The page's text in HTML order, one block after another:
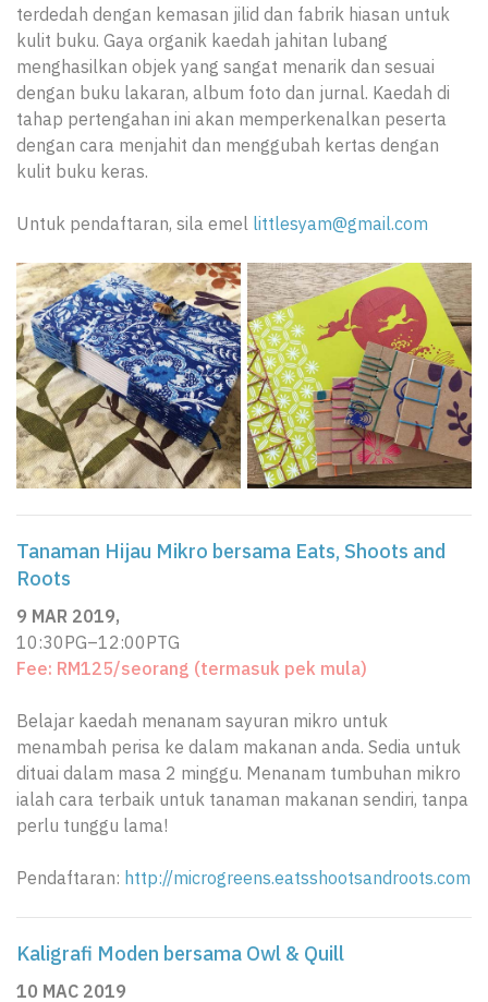
terdedah dengan kemasan jilid dan fabrik hiasan untuk
kulit buku. Gaya organik kaedah jahitan lubang
menghasilkan objek yang sangat menarik dan sesuai
dengan buku lakaran, album foto dan jurnal. Kaedah di
tahap pertengahan ini akan memperkenalkan peserta
dengan cara menjahit dan menggubah kertas dengan
kulit buku keras.
Untuk pendaftaran, sila emel littlesyam@gmail.com
Tanaman Hijau Mikro bersama Eats, Shoots and
Roots
9 MAR 2019,
10:30PG–12:00PTG
Fee: RM125/seorang (termasuk pek mula)
Belajar kaedah menanam sayuran mikro untuk
menambah perisa ke dalam makanan anda. Sedia untuk
dituai dalam masa 2 minggu. Menanam tumbuhan mikro
ialah cara terbaik untuk tanaman makanan sendiri, tanpa
perlu tunggu lama!
Pendaftaran: http://microgreens.eatsshootsandroots.com
Kaligrafi Moden bersama Owl & Quill
10 MAC 2019